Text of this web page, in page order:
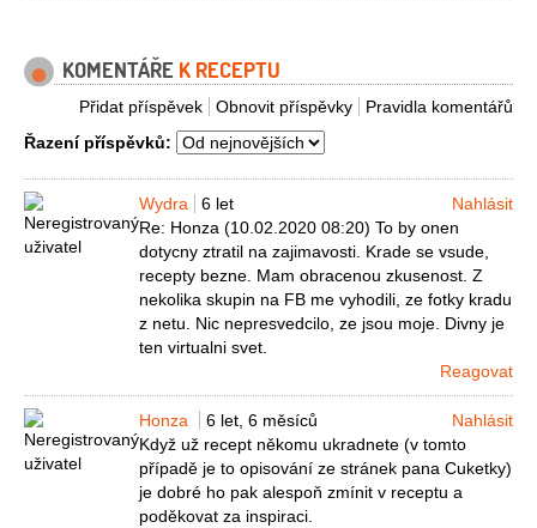
KOMENTÁŘE K RECEPTU
Pravidla komentářů
Obnovit příspěvky
Přidat příspěvek
Řazení příspěvků:
Wydra 6 let
Nahlásit
Re: Honza (10.02.2020 08:20) To by onen
dotycny ztratil na zajimavosti. Krade se vsude,
recepty bezne. Mam obracenou zkusenost. Z
nekolika skupin na FB me vyhodili, ze fotky kradu
z netu. Nic nepresvedcilo, ze jsou moje. Divny je
ten virtualni svet.
Reagovat
Honza 6 let, 6 měsíců
Nahlásit
Když už recept někomu ukradnete (v tomto
případě je to opisování ze stránek pana Cuketky)
je dobré ho pak alespoň zmínit v receptu a
poděkovat za inspiraci.